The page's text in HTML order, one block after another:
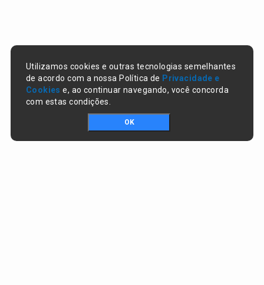
Utilizamos cookies e outras tecnologias semelhantes
de acordo com a nossa Política de Privacidade e
Cookies e, ao continuar navegando, você concorda
com estas condições.
OK